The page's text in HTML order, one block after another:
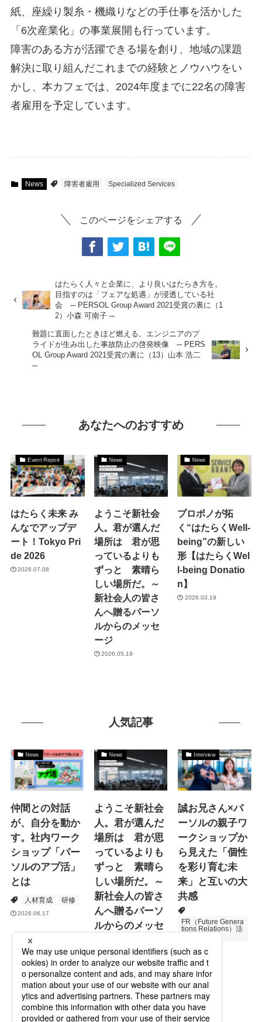
紙、座繰り製糸・機織りなどの手仕事を活かした
「6次産業化」の事業展開も行っています。
障害のある方が活躍できる場を創り、地域の課題
解決に取り組んだこれまでの経験とノウハウをい
かし、本カフェでは、2024年度までに22名の障害
者雇用を予定しています。
News 障害者雇用 Specialized Services
このページをシェアする
はたらく人々と企業に、より良いはたらき方を。
目指すのは「フェアな処遇」が浸透している社
会 ─ PERSOL Group Award 2021受賞の裏に（1
2）小森 可南子 ─
難題に直面したときほど燃える。エンジニアのプ
ライドが生み出した事故防止の啓発映像 ─ PERS
OL Group Award 2021受賞の裏に（13）山本 浩二
─
あなたへのおすすめ
Event Report
はたらく未来 み
んなでアップデ
ート！Tokyo Pri
de 2026
2026.07.08
News
ようこそ新社会
人。君が選んだ
場所は 君が思
っているよりも
ずっと 素晴ら
しい場所だ。～
新社会人の皆さ
んへ贈るパーソ
ルからのメッセ
ージ
2026.05.19
News
プロボノが拓
く“はたらくWell-
being”の新しい
形【はたらくWel
l-being Donatio
n】
2026.03.19
人気記事
News
仲間との対話
が、自分を動か
す。社内ワーク
ショップ「パー
ソルのアプ活」
とは
人材育成 研修
2026.06.17
News
ようこそ新社会
人。君が選んだ
場所は 君が思
っているよりも
ずっと 素晴ら
しい場所だ。～
新社会人の皆さ
んへ贈るパーソ
ルからのメッセ
Specialized Servic
es
プロモーション
2026.05.19
Interview
誠お兄さん×パ
ーソルの親子ワ
ークショップか
ら見えた「個性
を彩り育む未
来」と互いの大
共感
FR（Future Genera
tions Relations）活
次世代育成
2026.06.16